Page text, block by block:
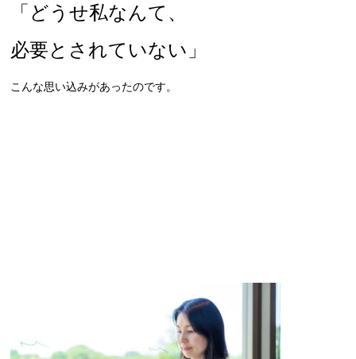
「どうせ私なんて、
必要とされていない」
こんな思い込みがあったのです。